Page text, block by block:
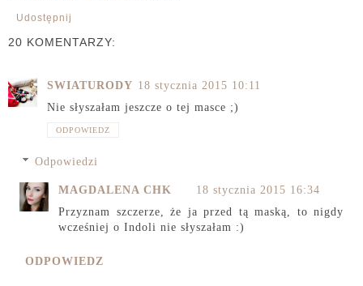
Udostępnij
20 KOMENTARZY:
SWIATURODY 18 stycznia 2015 10:11
Nie słyszałam jeszcze o tej masce ;)
ODPOWIEDZ
Odpowiedzi
MAGDALENA CHK
18 stycznia 2015 16:34
Przyznam szczerze, że ja przed tą maską, to nigdy
wcześniej o Indoli nie słyszałam :)
ODPOWIEDZ